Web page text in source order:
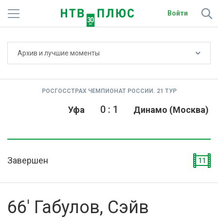
Войти
О сайте
Архив и лучшие моменты
РОСГОССТРАХ ЧЕМПИОНАТ РОССИИ. 21 ТУР
Уфа Динамо (Москва)
0: 1
Завершен 11
66' Габулов, Сэйв